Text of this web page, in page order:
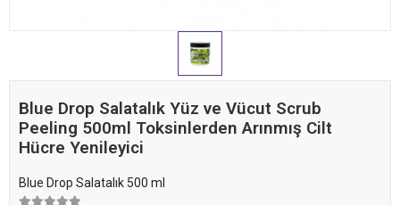
Blue Drop Salatalık Yüz ve Vücut Scrub
Peeling 500ml Toksinlerden Arınmış Cilt
Hücre Yenileyici
Blue Drop Salatalık 500 ml